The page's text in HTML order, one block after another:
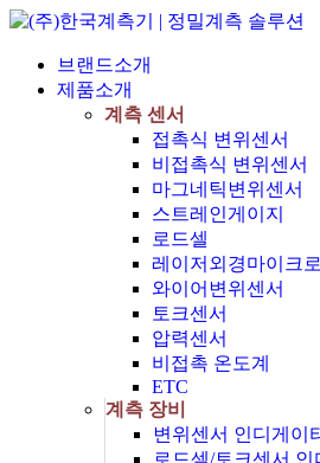
브랜드소개
제품소개
계측 센서
접촉식 변위센서
비접촉식 변위센서
마그네틱변위센서
스트레인게이지
로드셀
레이저외경마이크
와이어변위센서
토크센서
압력센서
비접촉 온도계
ETC
계측 장비
변위센서 인디게이
로드셀/토크센서 인